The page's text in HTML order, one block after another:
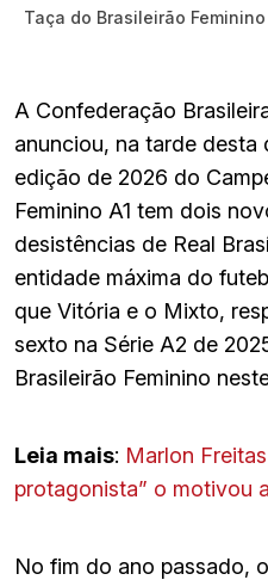
Taça do Brasileirão Feminino
A Confederação
anunciou, na tarde
edição de 2026 do
Feminino A1 tem dois
desistências de Real
entidade máxima do
que Vitória e o Mixto,
sexto na Série A2 de
Brasileirão Feminino
Leia mais: Marlon
protagonista” o motivou
No fim do ano passado,